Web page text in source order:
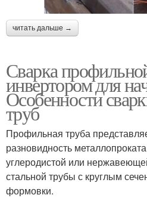
читать дальше →
Сварка
инвертором для
Особенности
труб
Профильная труба
разновидность
углеродистой или
стальной трубы с круглым
формовки.